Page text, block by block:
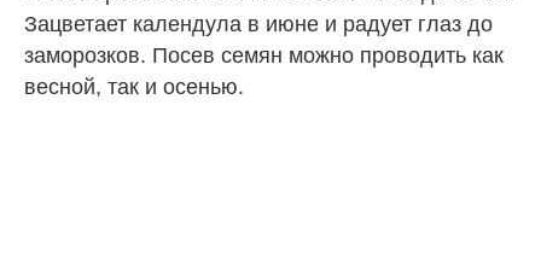
Зацветает календула в июне и радует глаз до
заморозков. Посев семян можно проводить как
весной, так и осенью.